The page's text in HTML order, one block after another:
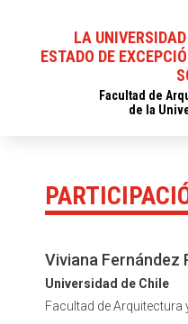
LA
ESTADO DE
Facultad de
de la
Viviana Fernández
Universidad de Chile
Facultad de Arquitectura